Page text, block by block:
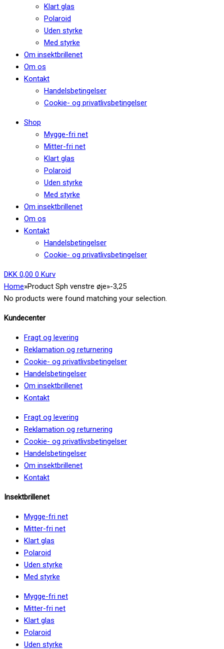
Klart glas
Polaroid
Uden styrke
Med styrke
Om insektbrillenet
Om os
Kontakt
Handelsbetingelser
Cookie- og privatlivsbetingelser
Shop
Mygge-fri net
Mitter-fri net
Klart glas
Polaroid
Uden styrke
Med styrke
Om insektbrillenet
Om os
Kontakt
Handelsbetingelser
Cookie- og privatlivsbetingelser
DKK 0,00 0 Kurv
Home»Product Sph venstre øje»-3,25
No products were found matching your selection.
Kundecenter
Fragt og levering
Reklamation og returnering
Cookie- og privatlivsbetingelser
Handelsbetingelser
Om insektbrillenet
Kontakt
Fragt og levering
Reklamation og returnering
Cookie- og privatlivsbetingelser
Handelsbetingelser
Om insektbrillenet
Kontakt
Insektbrillenet
Mygge-fri net
Mitter-fri net
Klart glas
Polaroid
Uden styrke
Med styrke
Mygge-fri net
Mitter-fri net
Klart glas
Polaroid
Uden styrke